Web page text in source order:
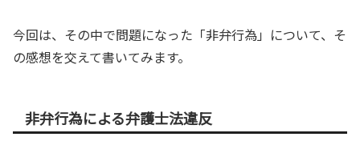
今回は、その中で問題になった「非弁行為」について、そ
の感想を交えて書いてみます。
非弁行為による弁護士法違反